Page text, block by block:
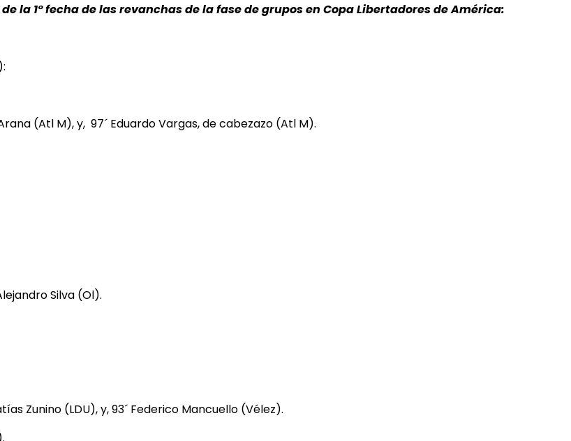
la 1° fecha de las revanchas de la fase de grupos en Copa Libertadores de América:
(Atl M), y, 97´ Eduardo Vargas, de cabezazo (Atl M).
Silva (Ol).
Zunino (LDU), y, 93´ Federico Mancuello (Vélez).